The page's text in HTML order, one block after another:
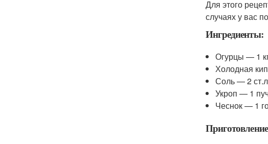
Для этого
случаях у вас
Ингредиенты:
Огурцы — 1
Холодная
Соль — 2
Укроп — 1
Чеснок — 1